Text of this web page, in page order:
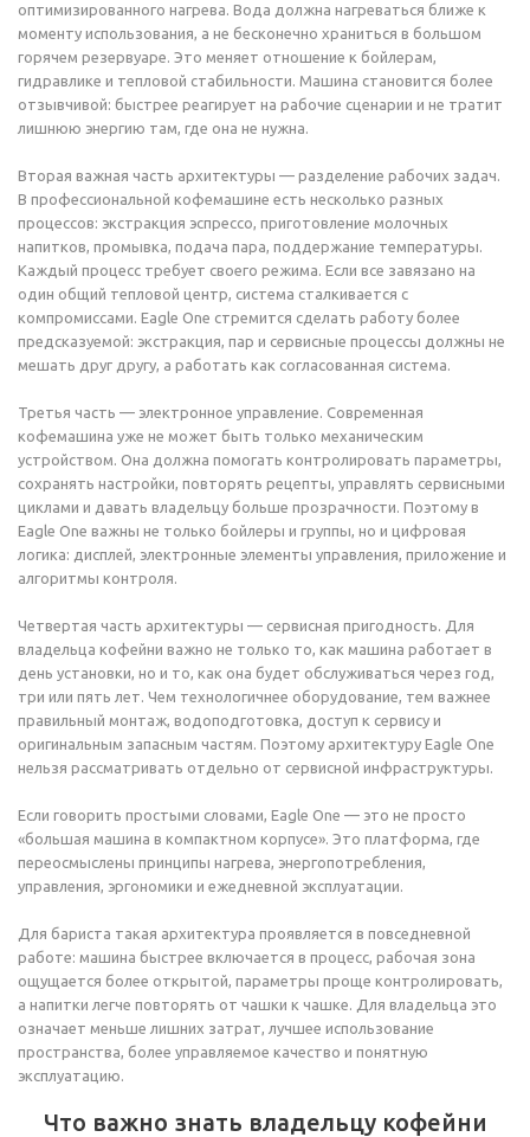
оптимизированного нагрева. Вода должна нагреваться ближе к
моменту использования, а не бесконечно храниться в большом
горячем резервуаре. Это меняет отношение к бойлерам,
гидравлике и тепловой стабильности. Машина становится более
отзывчивой: быстрее реагирует на рабочие сценарии и не тратит
лишнюю энергию там, где она не нужна.
Вторая важная часть архитектуры — разделение рабочих задач.
В профессиональной кофемашине есть несколько разных
процессов: экстракция эспрессо, приготовление молочных
напитков, промывка, подача пара, поддержание температуры.
Каждый процесс требует своего режима. Если все завязано на
один общий тепловой центр, система сталкивается с
компромиссами. Eagle One стремится сделать работу более
предсказуемой: экстракция, пар и сервисные процессы должны не
мешать друг другу, а работать как согласованная система.
Третья часть — электронное управление. Современная
кофемашина уже не может быть только механическим
устройством. Она должна помогать контролировать параметры,
сохранять настройки, повторять рецепты, управлять сервисными
циклами и давать владельцу больше прозрачности. Поэтому в
Eagle One важны не только бойлеры и группы, но и цифровая
логика: дисплей, электронные элементы управления, приложение и
алгоритмы контроля.
Четвертая часть архитектуры — сервисная пригодность. Для
владельца кофейни важно не только то, как машина работает в
день установки, но и то, как она будет обслуживаться через год,
три или пять лет. Чем технологичнее оборудование, тем важнее
правильный монтаж, водоподготовка, доступ к сервису и
оригинальным запасным частям. Поэтому архитектуру Eagle One
нельзя рассматривать отдельно от сервисной инфраструктуры.
Если говорить простыми словами, Eagle One — это не просто
«большая машина в компактном корпусе». Это платформа, где
переосмыслены принципы нагрева, энергопотребления,
управления, эргономики и ежедневной эксплуатации.
Для бариста такая архитектура проявляется в повседневной
работе: машина быстрее включается в процесс, рабочая зона
ощущается более открытой, параметры проще контролировать,
а напитки легче повторять от чашки к чашке. Для владельца это
означает меньше лишних затрат, лучшее использование
пространства, более управляемое качество и понятную
эксплуатацию.
Что важно знать владельцу кофейни